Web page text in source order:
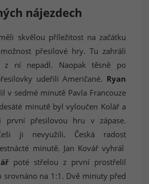
nájezdech
skvělou příležitost na začátku
přesilové hry. Tu zahráli
z ní nepadl. Naopak těsně po
udeřili Američané. Ryan
v sedmé minutě Pavla Francouze
minutě byl vyloučen Kolář a
první přesilovou hru v zápase.
ji nevyužili. Česká radost
minutě. Jan Kovář vyhrál
poté střelou z první prostřelil
srovnáno na 1:1. Dvě minuty před